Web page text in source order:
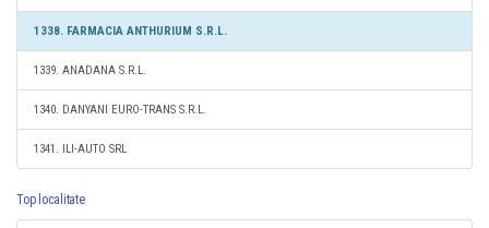
1338. FARMACIA ANTHURIUM S.R.L.
1339. ANADANA S.R.L.
1340. DANYANI EURO-TRANS S.R.L.
1341. ILI-AUTO SRL
Top localitate